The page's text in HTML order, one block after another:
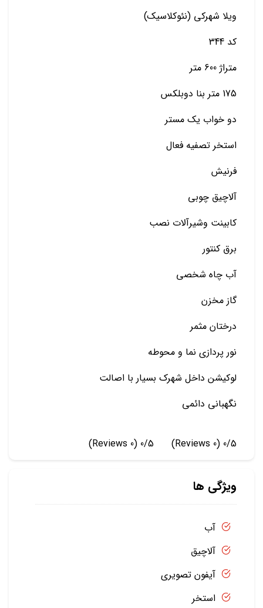
ویلا شهرکی (نئوکلاسیک)
کد 344
متراژ 600 متر
175 متر بنا دوبلکس
دو خواب یک مستر
استخر تصفیه فعال
فرنیش
آلاچیق چوبی
کابینت وشیرآلات نصب
برق کنتور
آب چاه شخصی
گاز مخزن
درختان مثمر
نور پردازی نما و محوطه
لوکیشن داخل شهرک بسیار با اصالت
نگهبانی دائمی
0/5
(0 Reviews)
0/5
(0 Reviews)
ویژگی ها
آب
آلاچیق
آیفون تصویری
استخر